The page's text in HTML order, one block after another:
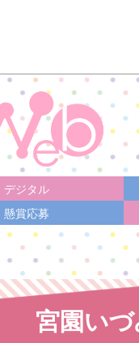
デジタル
懸賞応募
宮園い